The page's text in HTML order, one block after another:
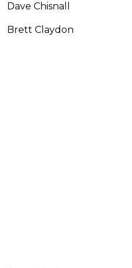
Dave Chisnall
Brett Claydon